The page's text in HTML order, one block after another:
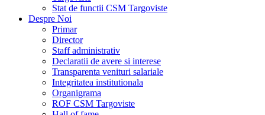
Stat de functii CSM Targoviste
Despre Noi
Primar
Director
Staff administrativ
Declaratii de avere si interese
Transparenta venituri salariale
Integritatea institutionala
Organigrama
ROF CSM Targoviste